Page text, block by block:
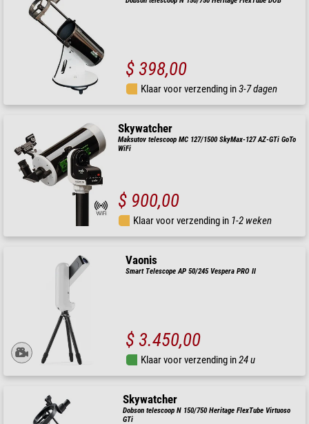
$ 398,00
Klaar voor verzending in3-7 dagen
Skywatcher
Maksutov telescoop MC 127/1500 SkyMax-127 AZ-GTi GoTo
WiFi
$ 900,00
Klaar voor verzending in 1-2 weken
Vaonis
Smart Telescope AP 50/245 Vespera PRO II
$ 3.450,00
Klaar voor verzending in24 u
Skywatcher
Dobson telescoop N 150/750 Heritage FlexTube Virtuoso
GTi